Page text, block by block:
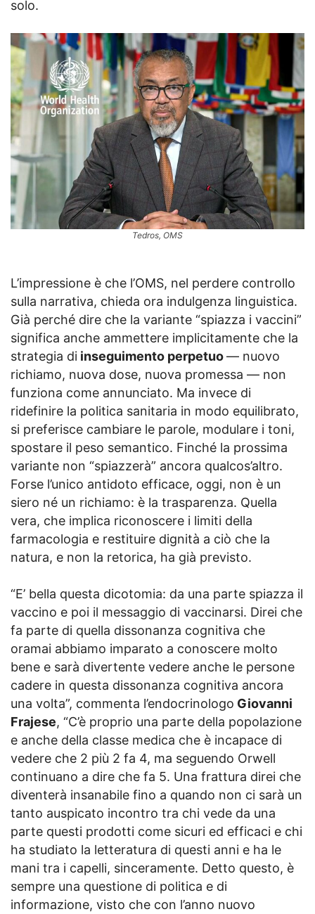
solo.
Tedros, OMS
L’impressione è che l’OMS, nel perdere controllo
sulla narrativa, chieda ora indulgenza linguistica.
Già perché dire che la variante “spiazza i vaccini”
significa anche ammettere implicitamente che la
strategia di inseguimento perpetuo— nuovo
richiamo, nuova dose, nuova promessa — non
funziona come annunciato. Ma invece di
ridefinire la politica sanitaria in modo equilibrato,
si preferisce cambiare le parole, modulare i toni,
spostare il peso semantico. Finché la prossima
variante non “spiazzerà” ancora qualcos’altro.
Forse l’unico antidoto efficace, oggi, non è un
siero né un richiamo: è la trasparenza. Quella
vera, che implica riconoscere i limiti della
farmacologia e restituire dignità a ciò che la
natura, e non la retorica, ha già previsto.
“E’ bella questa dicotomia: da una parte spiazza il
vaccino e poi il messaggio di vaccinarsi. Direi che
fa parte di quella dissonanza cognitiva che
oramai abbiamo imparato a conoscere molto
bene e sarà divertente vedere anche le persone
cadere in questa dissonanza cognitiva ancora
una volta”, commenta l’endocrinologo Giovanni
Frajese, “C’è proprio una parte della popolazione
e anche della classe medica che è incapace di
vedere che 2 più 2 fa 4, ma seguendo Orwell
continuano a dire che fa 5. Una frattura direi che
diventerà insanabile fino a quando non ci sarà un
tanto auspicato incontro tra chi vede da una
parte questi prodotti come sicuri ed efficaci e chi
ha studiato la letteratura di questi anni e ha le
mani tra i capelli, sinceramente. Detto questo, è
sempre una questione di politica e di
informazione, visto che con l’anno nuovo